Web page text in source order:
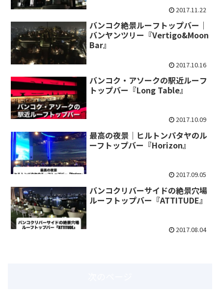
2017.11.22
バンコク絶景ルーフトップバー｜
バンヤンツリー『Vertigo&Moon
Bar』
2017.10.16
バンコク・アソークの駅近ルーフ
トップバー『Long Table』
2017.10.09
最高の夜景｜ヒルトンパタヤのル
ーフトップバー『Horizon』
2017.09.05
バンコクリバーサイドの絶景穴場
ルーフトップバー『ATTITUDE』
2017.08.04